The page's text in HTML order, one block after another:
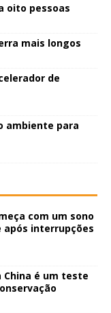
oito pessoas
mais longos
de
ambiente para
com um sono
após interrupções
é um teste